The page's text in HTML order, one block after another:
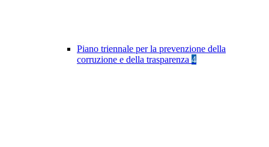
Piano triennale per la prevenzione della
corruzione e della trasparenza 4